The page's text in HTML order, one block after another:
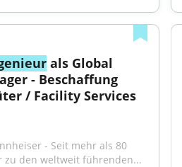
als Global
- Beschaffung
/ Facility Services
- Seit mehr als 80
zu den weltweit führenden...